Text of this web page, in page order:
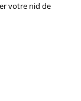
votre nid de